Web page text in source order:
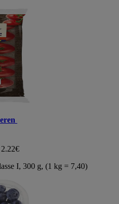
I, 300 g, (1 kg = 7,40)